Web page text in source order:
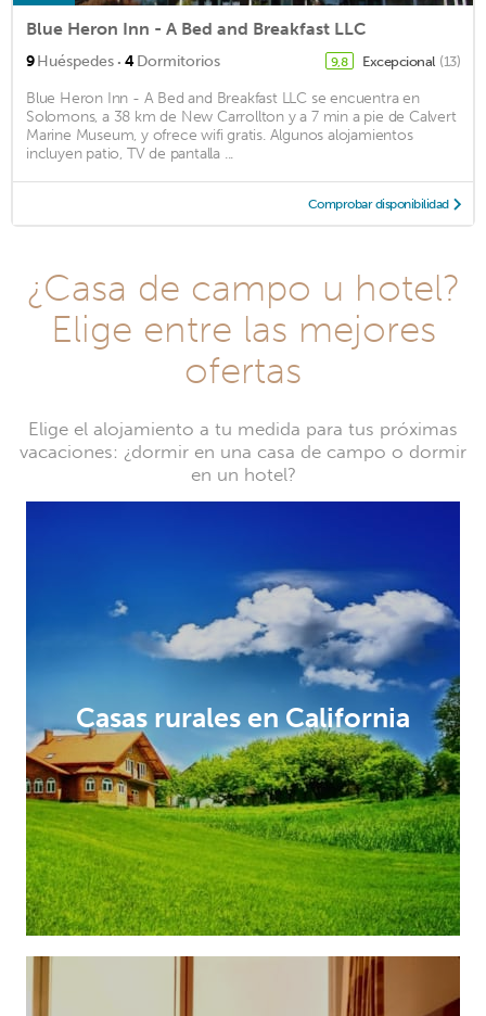
Blue Heron Inn - A Bed and Breakfast LLC
9Huéspedes · 4Dormitorios 9,8 Excepcional (13)
Blue Heron Inn - A Bed and Breakfast LLC se encuentra en
Solomons, a 38 km de New Carrollton y a 7 min a pie de Calvert
Marine Museum, y ofrece wifi gratis. Algunos alojamientos
incluyen patio, TV de pantalla ...
Comprobar disponibilidad
¿Casa de campo u hotel?
Elige entre las mejores
ofertas
Elige el alojamiento a tu medida para tus próximas
vacaciones: ¿dormir en una casa de campo o dormir
en un hotel?
Casas rurales en California